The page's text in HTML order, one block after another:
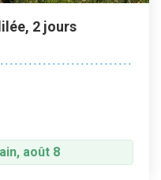
2 jours
août 8